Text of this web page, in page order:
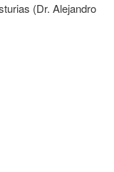
(Dr. Alejandro